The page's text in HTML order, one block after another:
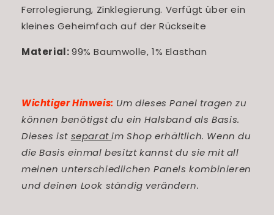
Ferrolegierung, Zinklegierung. Verfügt über ein
kleines Geheimfach auf der Rückseite
Material:99% Baumwolle, 1% Elasthan
Wichtiger Hinweis: Um dieses Panel tragen zu
können benötigst du ein Halsband als Basis.
Dieses ist separatim Shop erhältlich. Wenn du
die Basis einmal besitzt kannst du sie mit all
meinen unterschiedlichen Panels kombinieren
und deinen Look ständig verändern.